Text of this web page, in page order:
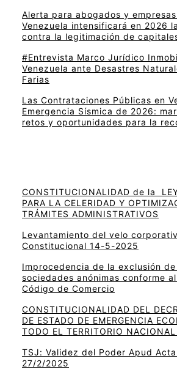
Alerta para abogados y
Venezuela intensificará en 2026
contra la legitimación de
#Entrevista Marco Jurídico
Venezuela ante Desastres
Farias
Las Contrataciones Públicas en
Emergencia Sísmica de 2026:
retos y oportunidades para la
CONSTITUCIONALIDAD de la
PARA LA CELERIDAD Y
TRÁMITES ADMINISTRATIVOS
Levantamiento del velo
Constitucional 14-5-2025
Improcedencia de la exclusión
sociedades anónimas conforme
Código de Comercio
CONSTITUCIONALIDAD DEL
DE ESTADO DE EMERGENCIA
TODO EL TERRITORIO
TSJ: Validez del Poder Apud
27/2/2025